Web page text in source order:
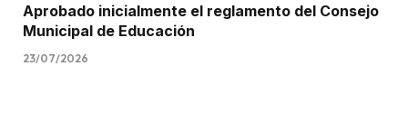
Aprobado inicialmente el reglamento del Consejo
Municipal de Educación
23/07/2026